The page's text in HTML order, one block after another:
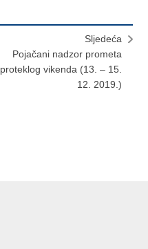
Sljedeća
Pojačani nadzor prometa
proteklog vikenda (13. – 15.
12. 2019.)